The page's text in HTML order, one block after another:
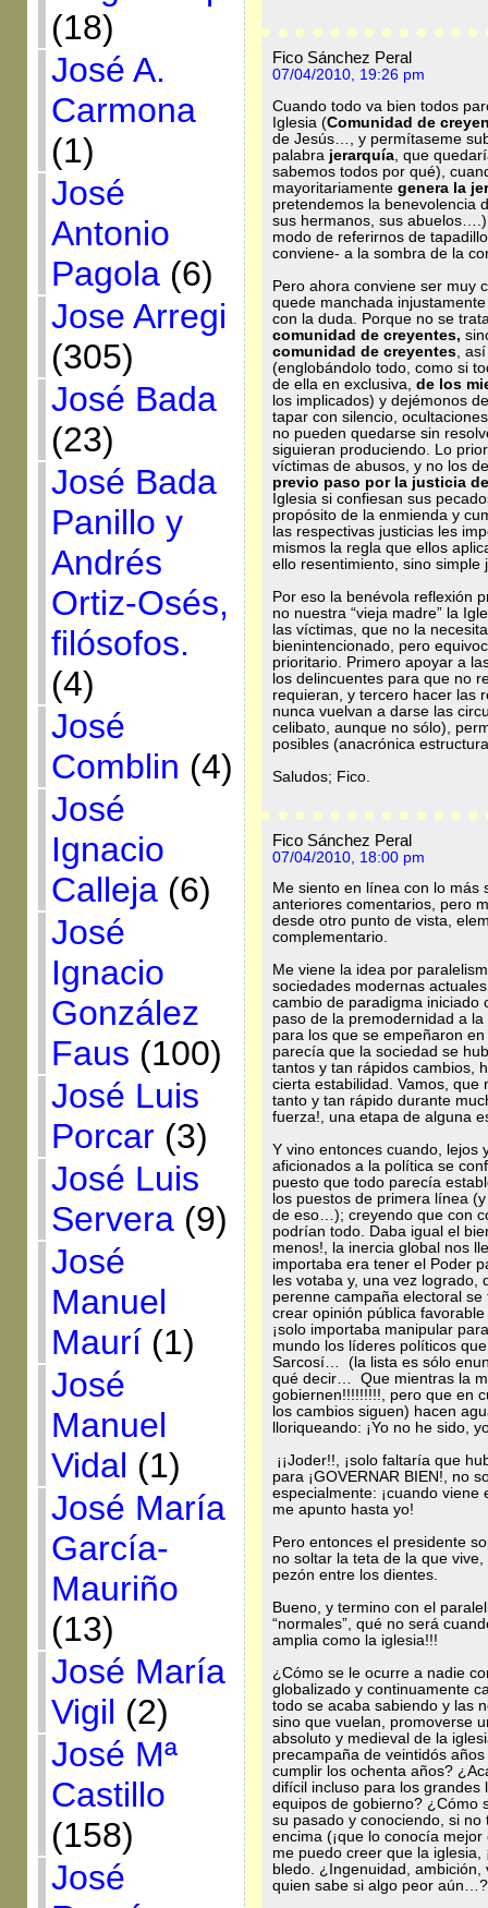
(18)
José A.
Carmona
(1)
José
Antonio
Pagola(6)
Jose Arregi
(305)
José Bada
(23)
José Bada
Panillo y
Andrés
Ortiz-Osés,
filósofos.
(4)
José
Comblin (4)
José
Ignacio
Calleja(6)
José
Ignacio
González
Faus (100)
José Luis
Porcar(3)
José Luis
Servera(9)
José
Manuel
Maurí(1)
José
Manuel
Vidal (1)
José María
García-
Mauriño
(13)
José María
Vigil (2)
José Mª
Castillo
(158)
José
Fico Sánchez Peral
07/04/2010, 19:26 pm
Cuando todo va bien todos
Iglesia (Comunidad de
de Jesús…, y permítaseme
palabra jerarquía, que
sabemos todos por qué),
mayoritariamentegenera la
pretendemos la benevolencia
sus hermanos, sus abuelos….)
modo de referirnos de
conviene- a la sombra de la
Pero ahora conviene ser muy
quede manchada
con la duda. Porque no se
comunidad de creyentes,
comunidad de creyentes,
(englobándolo todo, como si
de ella en exclusiva, de los
los implicados) y dejémonos
tapar con silencio,
no pueden quedarse sin
siguieran produciendo. Lo
víctimas de abusos, y no los
previo paso por la justicia
Iglesia si confiesan sus
propósito de la enmienda y
las respectivas justicias les
mismos la regla que ellos
ello resentimiento, sino simple
Por eso la benévola reflexión
no nuestra “vieja madre” la
las víctimas, que no la
bienintencionado, pero
prioritario. Primero apoyar a
los delincuentes para que no
requieran, y tercero hacer las
nunca vuelvan a darse las
celibato, aunque no sólo),
posibles (anacrónica
Saludos; Fico.
Fico Sánchez Peral
07/04/2010, 18:00 pm
Me siento en línea con lo
anteriores comentarios, pero
desde otro punto de vista,
complementario.
Me viene la idea por
sociedades modernas
cambio de paradigma iniciado
paso de la premodernidad a
para los que se empeñaron
parecía que la sociedad se
tantos y tan rápidos cambios,
cierta estabilidad. Vamos,
tanto y tan rápido durante
fuerza!, una etapa de alguna
Y vino entonces cuando, lejos
aficionados a la política se
puesto que todo parecía
los puestos de primera línea
de eso…); creyendo que con
podrían todo. Daba igual el
menos!, la inercia global nos
importaba era tener el Poder
les votaba y, una vez
perenne campaña electoral
crear opinión pública
¡solo importaba manipular
mundo los líderes políticos
Sarcosí… (la lista es sólo
qué decir… Que mientras la
gobiernen!!!!!!!!!, pero que en
los cambios siguen) hacen
lloriqueando: ¡Yo no he sido,
¡¡Joder!!, ¡solo faltaría que
para ¡GOVERNAR BIEN!, no
especialmente: ¡cuando viene
me apunto hasta yo!
Pero entonces el presidente
no soltar la teta de la que
pezón entre los dientes.
Bueno, y termino con el
“normales”, qué no será
amplia como la iglesia!!!
¿Cómo se le ocurre a nadie
globalizado y continuamente
todo se acaba sabiendo y las
sino que vuelan, promoverse
absoluto y medieval de la
precampaña de veintidós
cumplir los ochenta años?
difícil incluso para los
equipos de gobierno? ¿Cómo
su pasado y conociendo, si
encima (¡que lo conocía
me puedo creer que la
bledo. ¿Ingenuidad,
quien sabe si algo peor aún…?